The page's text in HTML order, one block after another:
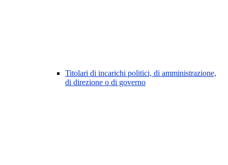
Titolari di incarichi politici, di amministrazione,
di direzione o di governo